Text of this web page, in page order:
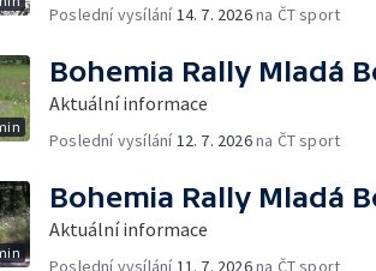
Poslední vysílání 14. 7. 2026na ČT sport
Bohemia Rally Mladá
Aktuální informace
Poslední vysílání 12. 7. 2026na ČT sport
Bohemia Rally Mladá
Aktuální informace
Poslední vysílání 11. 7. 2026na ČT sport